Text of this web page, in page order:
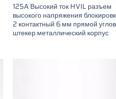
125A Высокий ток HVIL разъем
высокого напряжения
2 контактный 6 мм прямой
штекер металлический корпус